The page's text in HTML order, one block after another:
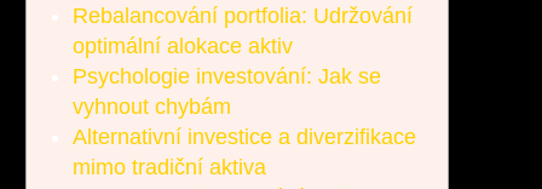
Rebalancování portfolia: Udržování
optimální alokace aktiv
Psychologie investování: Jak se
vyhnout chybám
Alternativní investice a diverzifikace
mimo tradiční aktiva